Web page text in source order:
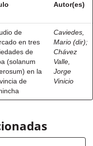
Autor(es)
de
en tres
de
(solanum
en la
de
Caviedes,
Mario (dir);
Chávez
Valle,
Jorge
Vinicio